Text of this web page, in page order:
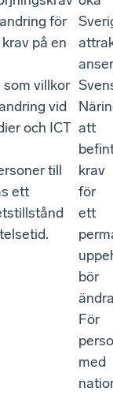
för
på en
villkor
vid
och ICT
till
ett
anser
att
krav
för
ett
bör
För
med